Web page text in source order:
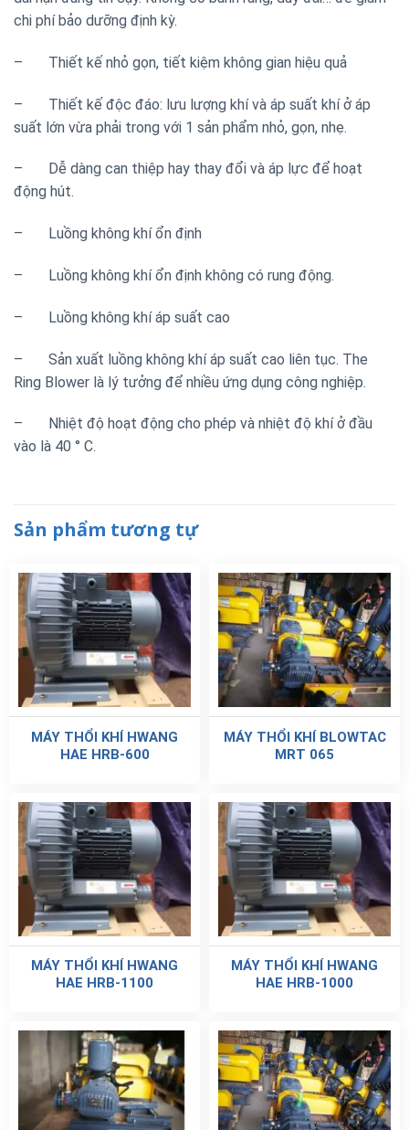
chi phí bảo dưỡng định kỳ.
– Thiết kế nhỏ gọn, tiết kiệm không gian hiệu quả
– Thiết kế độc đáo: lưu lượng khí và áp suất khí ở áp
suất lớn vừa phải trong với 1 sản phẩm nhỏ, gọn, nhẹ.
– Dễ dàng can thiệp hay thay đổi và áp lực để hoạt
động hút.
– Luồng không khí ổn định
– Luồng không khí ổn định không có rung động.
– Luồng không khí áp suất cao
– Sản xuất luồng không khí áp suất cao liên tục. The
Ring Blower là lý tưởng để nhiều ứng dụng công nghiệp.
– Nhiệt độ hoạt động cho phép và nhiệt độ khí ở đầu
vào là 40 ° C.
Sản phẩm tương tự
MÁY THỔI KHÍ HWANG
HAE HRB-600
MÁY THỔI KHÍ BLOWTAC
MRT 065
MÁY THỔI KHÍ HWANG
HAE HRB-1100
MÁY THỔI KHÍ HWANG
HAE HRB-1000